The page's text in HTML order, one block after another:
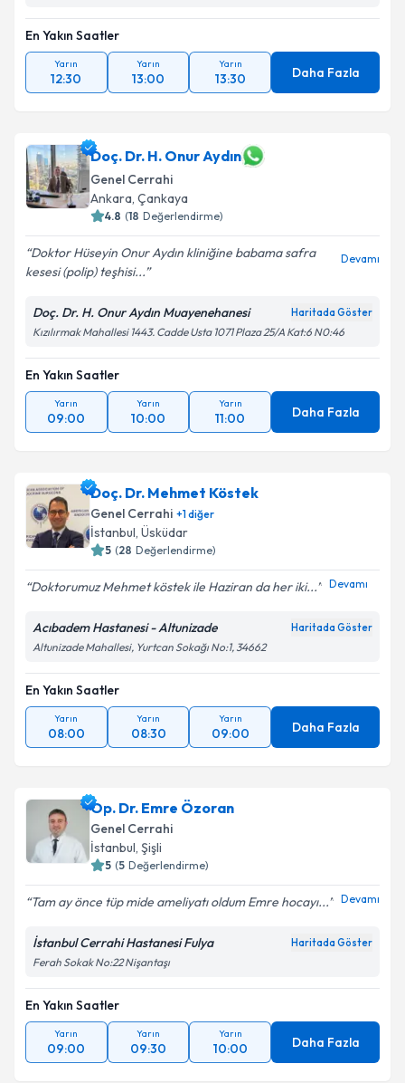
En Yakın Saatler
Yarın
12:30
Yarın
13:00
Yarın
13:30 Daha Fazla
Doç. Dr. H. Onur Aydın
Genel Cerrahi
Ankara, Çankaya
4.8 (18 Değerlendirme)
Doktor Hüseyin Onur Aydın kliniğine babama safra
kesesi (polip) teşhisi...
Devamı
Doç. Dr. H. Onur Aydın Muayenehanesi Haritada Göster
Kızılırmak Mahallesi 1443. Cadde Usta 1071 Plaza 25/A Kat:6 N0:46
En Yakın Saatler
Yarın
09:00
Yarın
10:00
Yarın
11:00 Daha Fazla
Doç. Dr. Mehmet Köstek
Genel Cerrahi +1diğer
İstanbul, Üsküdar
5 (28 Değerlendirme)
Doktorumuz Mehmet köstek ile Haziran da her iki... Devamı
Acıbadem Hastanesi - Altunizade Haritada Göster
Altunizade Mahallesi, Yurtcan Sokağı No:1, 34662
En Yakın Saatler
Yarın
08:00
Yarın
08:30
Yarın
09:00 Daha Fazla
Op. Dr. Emre Özoran
Genel Cerrahi
İstanbul, Şişli
5 (5 Değerlendirme)
Tam ay önce tüp mide ameliyatı oldum Emre hocayı... Devamı
İstanbul Cerrahi Hastanesi Fulya Haritada Göster
Ferah Sokak No:22 Nişantaşı
En Yakın Saatler
Yarın
09:00
Yarın
09:30
Yarın
10:00 Daha Fazla